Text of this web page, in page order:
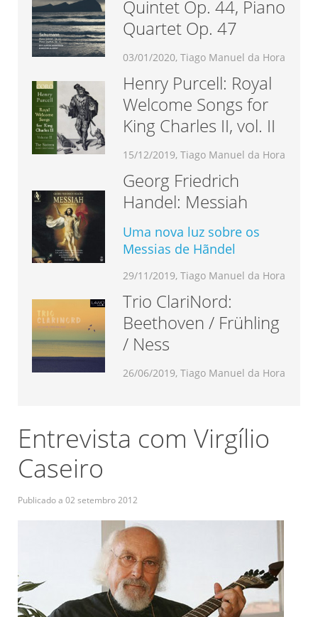
Quintet Op. 44, Piano
Quartet Op. 47
03/01/2020, Tiago Manuel da Hora
Henry Purcell: Royal
Welcome Songs for
King Charles II, vol. II
15/12/2019, Tiago Manuel da Hora
Georg Friedrich
Handel: Messiah
Uma nova luz sobre os
Messias de Hãndel
29/11/2019, Tiago Manuel da Hora
Trio ClariNord:
Beethoven / Frühling
/ Ness
26/06/2019, Tiago Manuel da Hora
Entrevista com Virgílio
Caseiro
Publicado a 02 setembro 2012